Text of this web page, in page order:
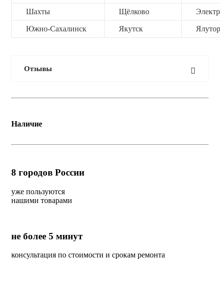
Шахты Щёлково
Южно-Сахалинск Якутск
Отзывы
Наличие
8 городов России
уже пользуются
нашими товарами
не более 5 минут
консультация по стоимости и срокам ремонта